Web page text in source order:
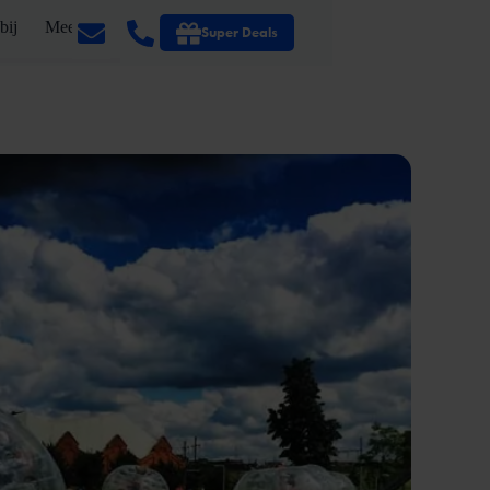
Meer Super Deals